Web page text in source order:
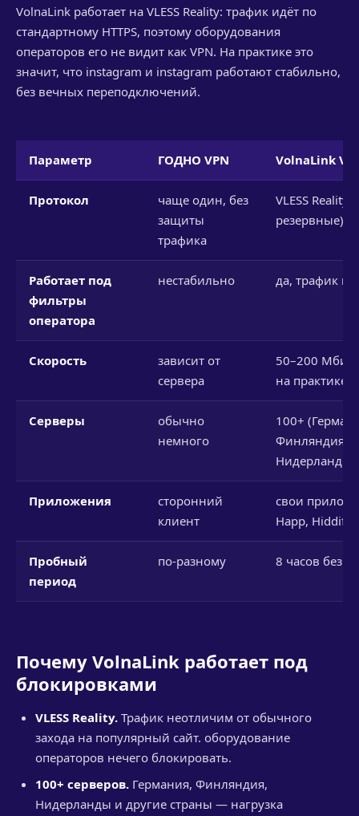
VolnaLink работает на VLESS Reality: трафик идёт по
стандартному HTTPS, поэтому оборудования
операторов его не видит как VPN. На практике это
значит, что instagram и instagram работают стабильно,
без вечных переподключений.
Параметр ГОДНО VPN VolnaLink
Протокол
чаще один, без
защиты
трафика
VLESS Reality
резервные)
Работает под
фильтры
оператора
нестабильно да, трафик
Скорость
зависит от
сервера
50–200
на практике)
Серверы
обычно
немного
100+
Финляндия,
Нидерланды
Приложения
сторонний
клиент
свои
Happ, Hiddify
Пробный
период
по-разному 8 часов без
Почему VolnaLink работает под
блокировками
VLESS Reality. Трафик неотличим от обычного
захода на популярный сайт. оборудование
операторов нечего блокировать.
100+ серверов. Германия, Финляндия,
Нидерланды и другие страны — нагрузка